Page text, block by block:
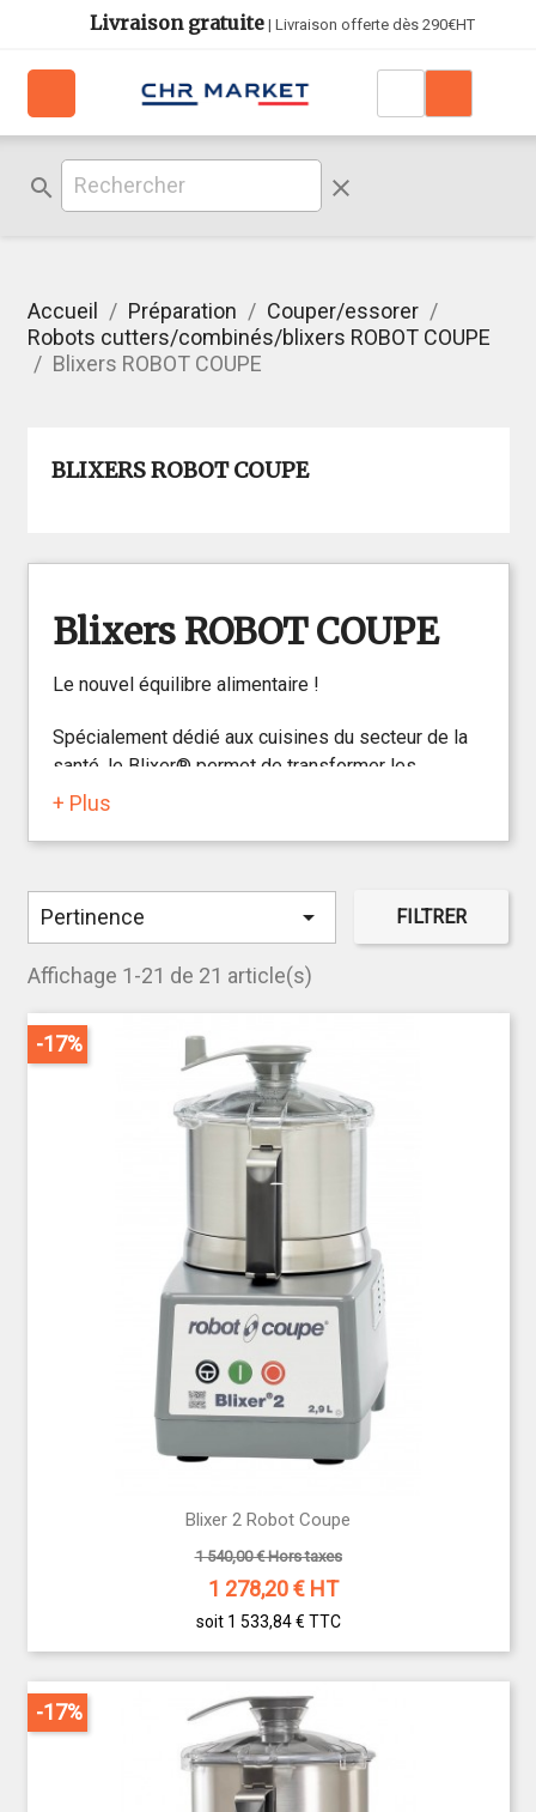
Livraison gratuite| Livraison offerte dès 290€HT
search clear
Accueil Préparation
Couper/essorer
Robots cutters/combinés/blixers ROBOT COUPE
Blixers ROBOT COUPE
BLIXERS ROBOT COUPE
Blixers ROBOT COUPE
Le nouvel équilibre alimentaire !
Spécialement dédié aux cuisines du secteur de la
santé, le Blixer® permet de transformer les
produits bruts en textures modifiées. Tous les
plus âgés.
+ Plus
Pertinence  FILTRER
Affichage 1-21 de 21 article(s)
Blixer 2 Robot Coupe
1 540,00 € Hors taxes
1 278,20€ HT
soit 1 533,84 € TTC
-17%
-17%